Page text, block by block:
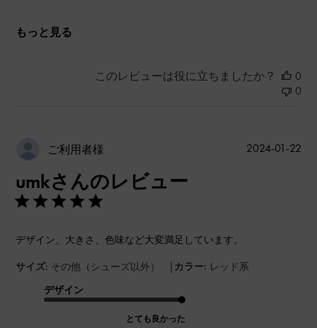
もっと見る
このレビューは役に立ちましたか？
0
0
ご利用者様
umkさんのレビュー
デザイン、大きさ、色味など大変満足しています。
サイズ: その他（シューズ以外） | カラー: レッド系
デザイン
とても良かった
公
2024-01-22